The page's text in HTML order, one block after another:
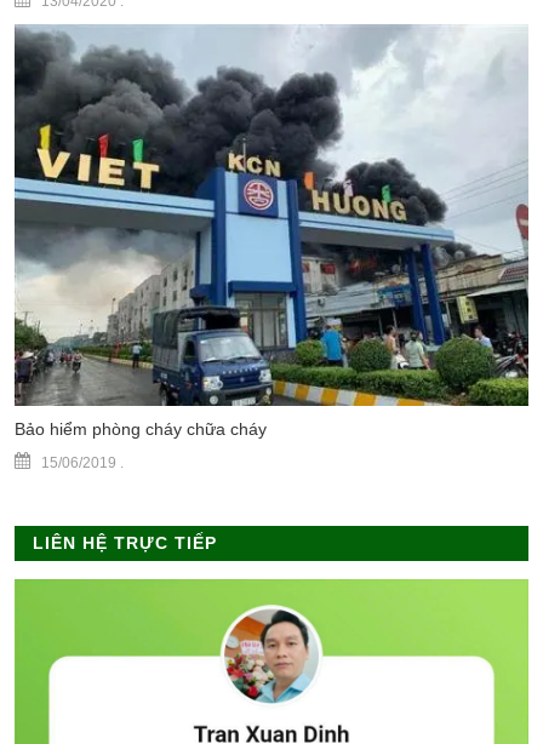
Bảo hiểm phòng cháy chữa cháy
15/06/2019
LIÊN HỆ TRỰC TIẾP